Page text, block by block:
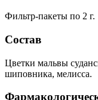
Фильтр-пакеты по 2 г.
Состав
Цветки мальвы
шиповника, мелисса.